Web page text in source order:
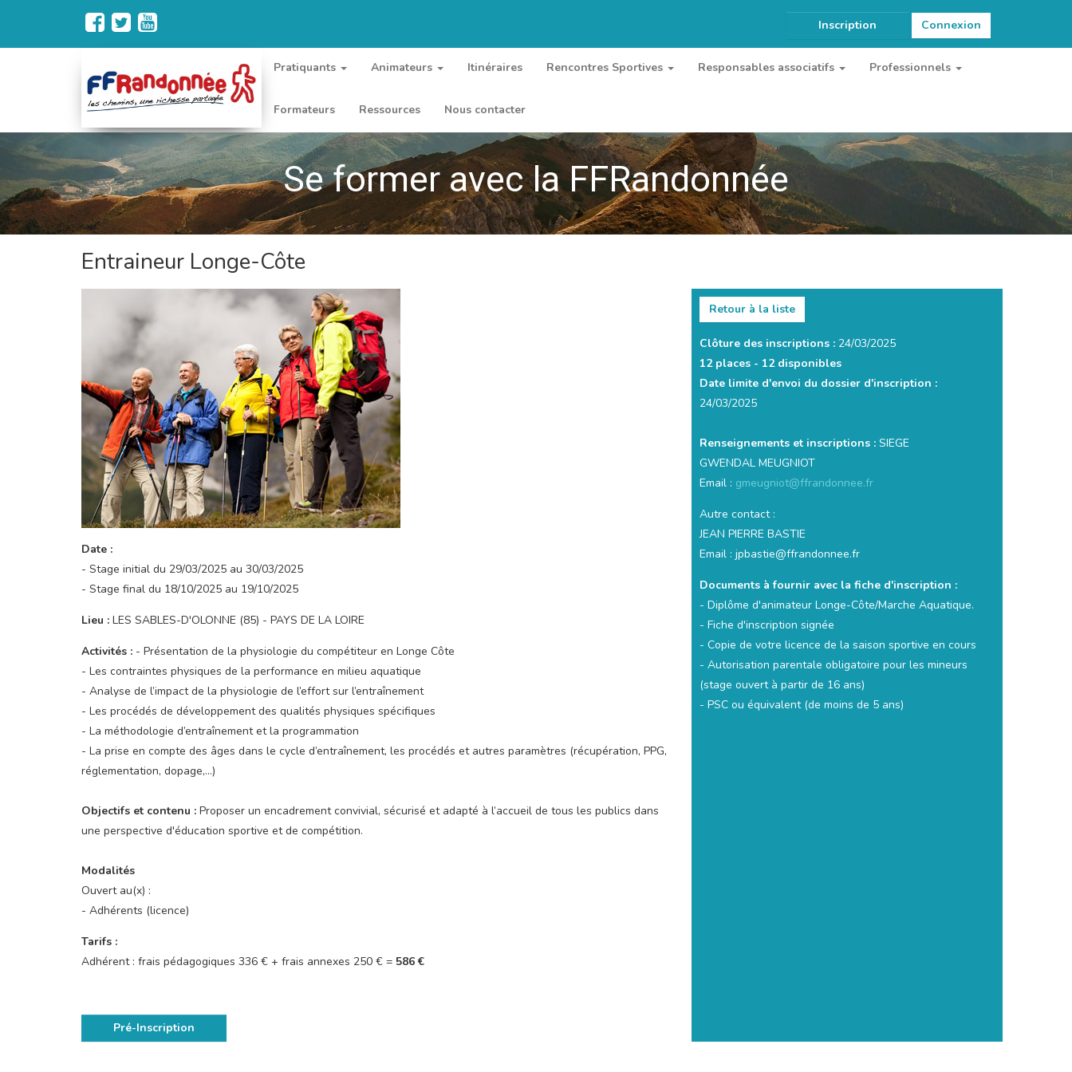
Inscription Connexion
Pratiquants Animateurs Itinéraires Rencontres Sportives Responsables associatifs Professionnels
Formateurs Ressources Nous contacter
Se former avec la FFRandonnée
Entraineur Longe-Côte
Date :
- Stage initial du 29/03/2025 au 30/03/2025
- Stage final du 18/10/2025 au 19/10/2025
Lieu : LES SABLES-D'OLONNE (85) - PAYS DE LA LOIRE
Activités : - Présentation de la physiologie du compétiteur en Longe Côte
- Les contraintes physiques de la performance en milieu aquatique
- Analyse de l’impact de la physiologie de l’effort sur l’entraînement
- Les procédés de développement des qualités physiques spécifiques
- La méthodologie d’entraînement et la programmation
- La prise en compte des âges dans le cycle d’entraînement, les procédés et autres paramètres (récupération, PPG,
réglementation, dopage,…)
Objectifs et contenu : Proposer un encadrement convivial, sécurisé et adapté à l’accueil de tous les publics dans
une perspective d'éducation sportive et de compétition.
Modalités
Ouvert au(x) :
- Adhérents (licence)
Tarifs :
Adhérent : frais pédagogiques 336 € + frais annexes 250 € = 586 €
Pré-Inscription
Retour à la liste
Clôture des inscriptions : 24/03/2025
12 places - 12 disponibles
Date limite d'envoi du dossier d'inscription :
24/03/2025
Renseignements et inscriptions : SIEGE
GWENDAL MEUGNIOT
Email : gmeugniot@ffrandonnee.fr
Autre contact :
JEAN PIERRE BASTIE
Email : jpbastie@ffrandonnee.fr
Documents à fournir avec la fiche d'inscription :
- Diplôme d'animateur Longe-Côte/Marche Aquatique.
- Fiche d'inscription signée
- Copie de votre licence de la saison sportive en cours
- Autorisation parentale obligatoire pour les mineurs
(stage ouvert à partir de 16 ans)
- PSC ou équivalent (de moins de 5 ans)